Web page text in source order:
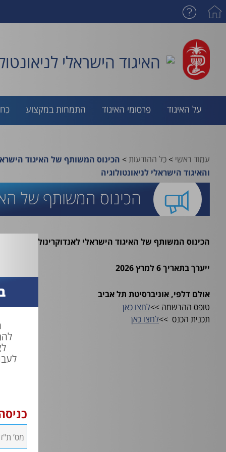
האיגוד הישראלי
על האיגוד פרסומי האיגוד התמחות במקצוע
עמוד ראשי>כל ההודעות> הכינוס המשותף של האיגוד
והאיגוד הישראלי לניאונטולוגיה
הכינוס המשותף של
הכינוס המשותף של האיגוד הישראלי לאנדוקרינולוגיה
ייערך בתאריך 6 למרץ 2026
אולם דלפי, אוניברסיטת תל אביב
טופס ההרשמה >>לחצו כאן
תכנית הכנס >>לחצו כאן